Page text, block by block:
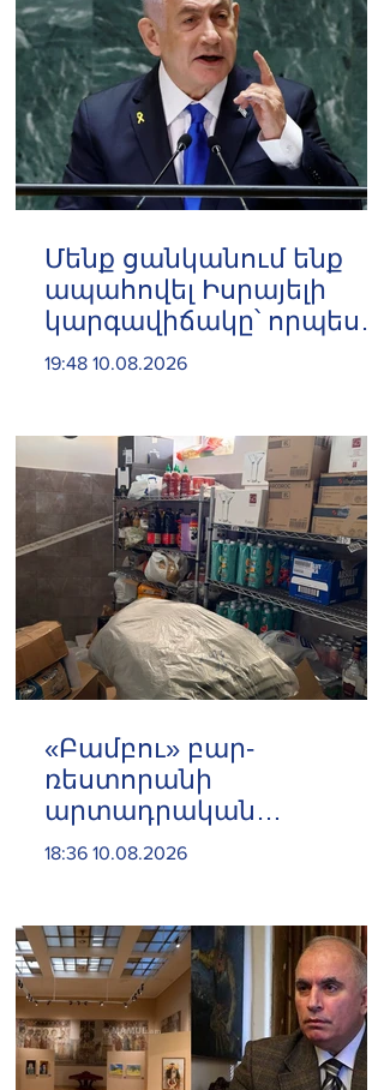
Մենք ցանկանում ենք
ապահովել Իսրայելի
կարգավիճակը՝ որպես
համաշխարհային
19:48 10.08.2026
«Բամբու» բար-
ռեստորանի
արտադրական
գործունեությունը
18:36 10.08.2026